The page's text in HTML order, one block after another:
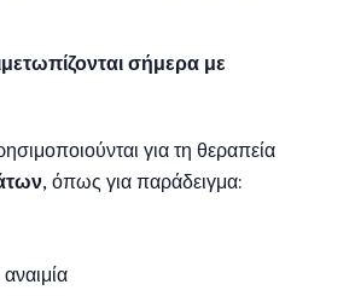
σήμερα με
για τη θεραπεία
, όπως για παράδειγμα: